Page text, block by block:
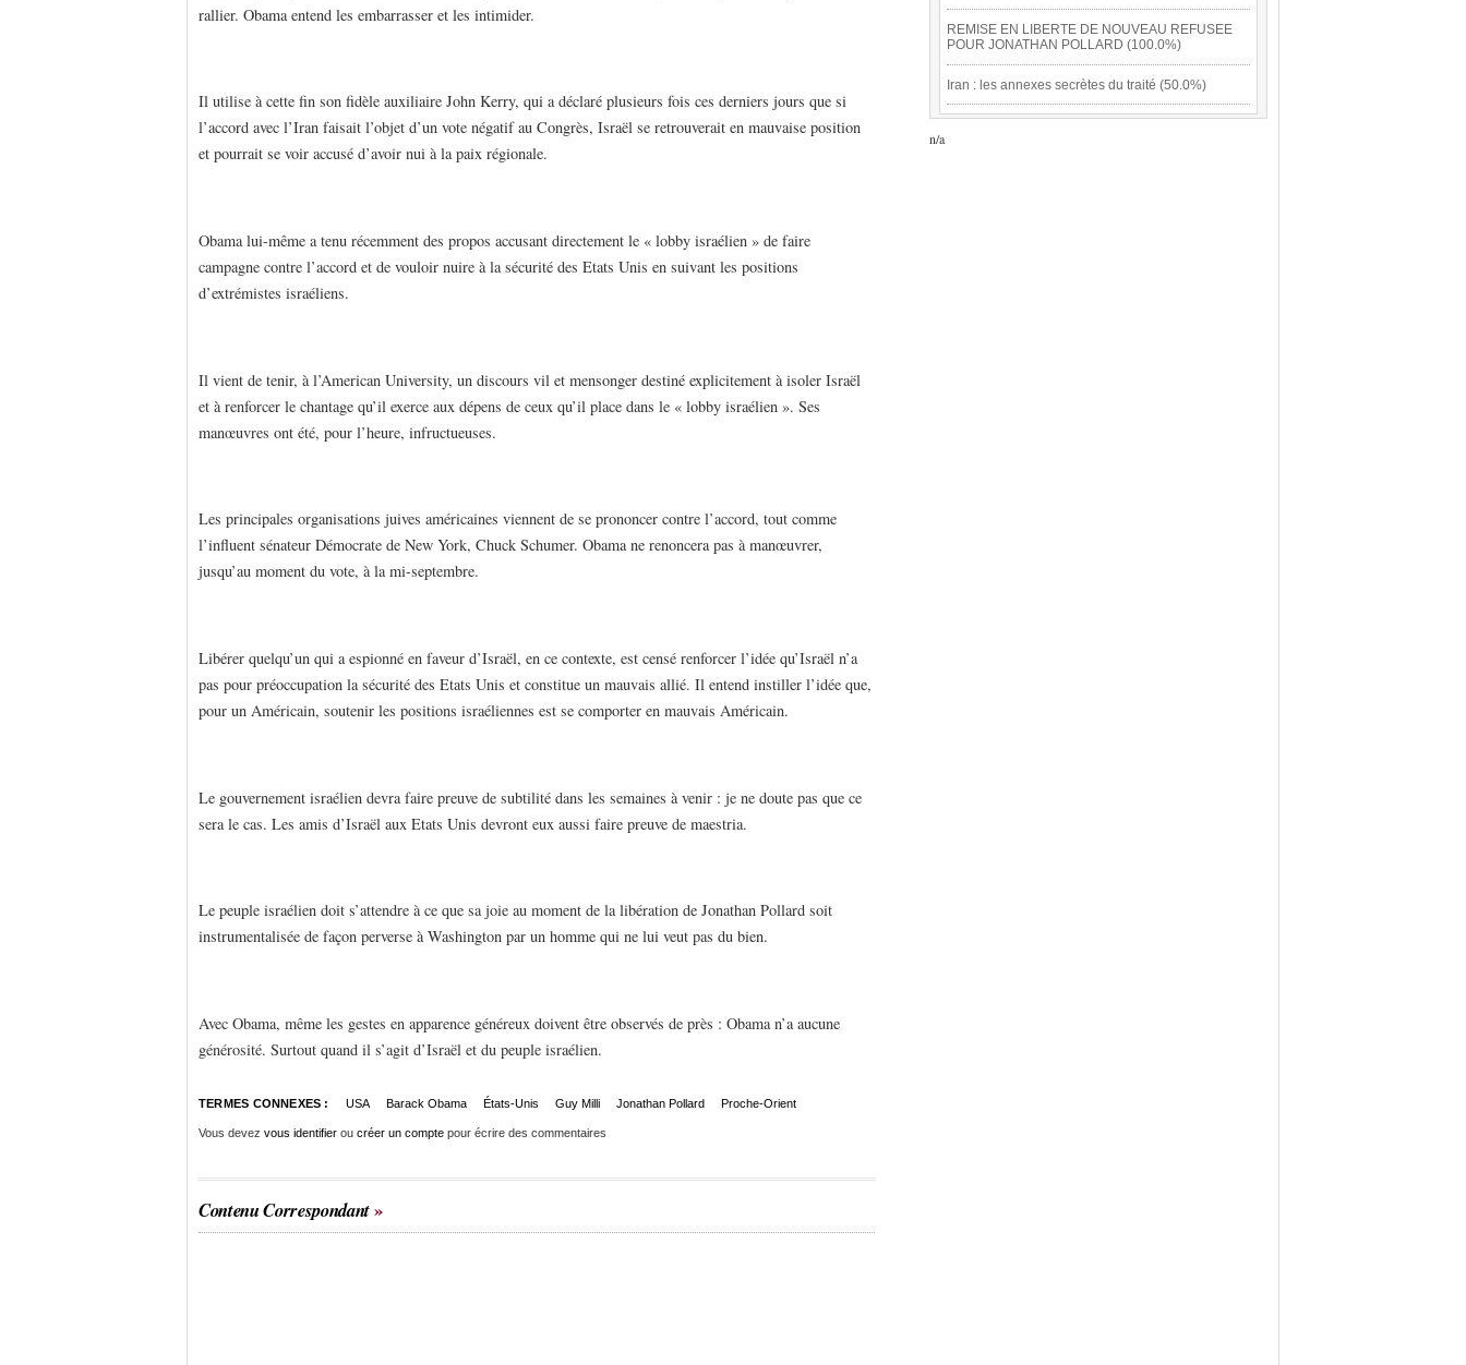
rallier. Obama entend les embarrasser et les intimider.
Il utilise à cette fin son fidèle auxiliaire John Kerry, qui a déclaré plusieurs fois ces derniers jours que si
l’accord avec l’Iran faisait l’objet d’un vote négatif au Congrès, Israël se retrouverait en mauvaise position
et pourrait se voir accusé d’avoir nui à la paix régionale.
Obama lui-même a tenu récemment des propos accusant directement le « lobby israélien » de faire
campagne contre l’accord et de vouloir nuire à la sécurité des Etats Unis en suivant les positions
d’extrémistes israéliens.
Il vient de tenir, à l’American University, un discours vil et mensonger destiné explicitement à isoler Israël
et à renforcer le chantage qu’il exerce aux dépens de ceux qu’il place dans le « lobby israélien ». Ses
manœuvres ont été, pour l’heure, infructueuses.
Les principales organisations juives américaines viennent de se prononcer contre l’accord, tout comme
l’influent sénateur Démocrate de New York, Chuck Schumer. Obama ne renoncera pas à manœuvrer,
jusqu’au moment du vote, à la mi-septembre.
Libérer quelqu’un qui a espionné en faveur d’Israël, en ce contexte, est censé renforcer l’idée qu’Israël n’a
pas pour préoccupation la sécurité des Etats Unis et constitue un mauvais allié. Il entend instiller l’idée que,
pour un Américain, soutenir les positions israéliennes est se comporter en mauvais Américain.
Le gouvernement israélien devra faire preuve de subtilité dans les semaines à venir : je ne doute pas que ce
sera le cas. Les amis d’Israël aux Etats Unis devront eux aussi faire preuve de maestria.
Le peuple israélien doit s’attendre à ce que sa joie au moment de la libération de Jonathan Pollard soit
instrumentalisée de façon perverse à Washington par un homme qui ne lui veut pas du bien.
Avec Obama, même les gestes en apparence généreux doivent être observés de près : Obama n’a aucune
générosité. Surtout quand il s’agit d’Israël et du peuple israélien.
TERMES CONNEXES : USA Barack Obama États-Unis Guy Milli Jonathan Pollard Proche-Orient
Vous devez vous identifier ou créer un compte pour écrire des commentaires
Contenu Correspondant
REMISE EN LIBERTE DE NOUVEAU REFUSEE
POUR JONATHAN POLLARD (100.0%)
Iran : les annexes secrètes du traité (50.0%)
n/a